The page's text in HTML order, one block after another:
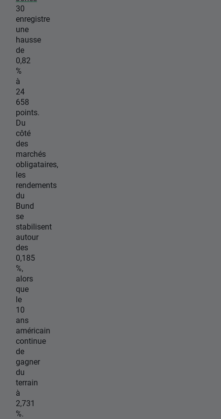
30
enregistre
une
hausse
de
0,82
%
à
24
658
points.
Du
côté
des
marchés
obligataires,
les
rendements
du
Bund
se
stabilisent
autour
des
0,185
%,
alors
que
le
10
ans
américain
continue
de
gagner
du
terrain
à
2,731
%.